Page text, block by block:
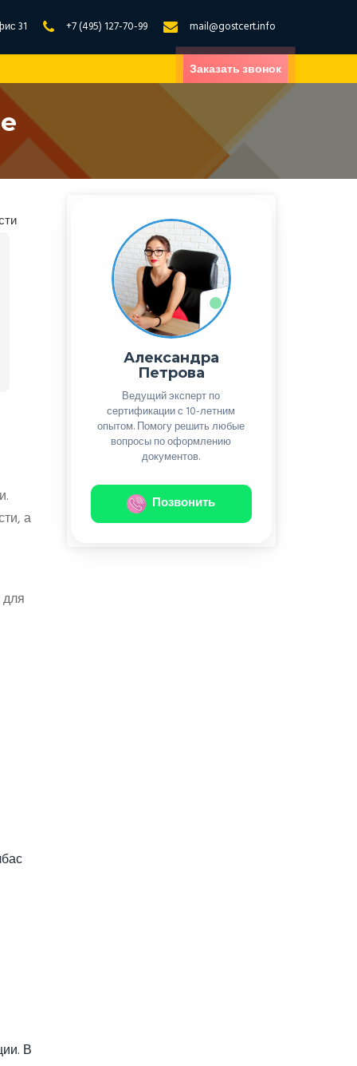
31 +7 (495) 127-70-99 mail@gostcert.info
Заказать звонок
а
В
Александра
Петрова
Ведущий эксперт по
сертификации с 10-летним
опытом. Помогу решить любые
вопросы по оформлению
документов.
Позвонить